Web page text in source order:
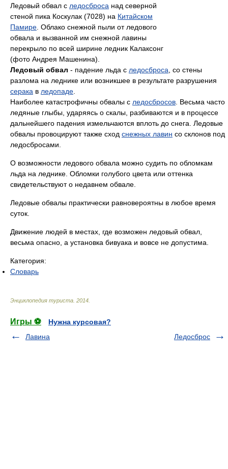
Ледовый обвал с ледосброса над северной
стеной пика Коскулак (7028) на Китайском
Памире . Облако снежной пыли от ледового
обвала и вызванной им снежной лавины
перекрыло по всей ширине ледник Калаксонг
(фото Андрея Машенина).
Ледовый обвал - падение льда с ледосброса , со стены
разлома на леднике или возникшее в результате разрушения
серака в ледопаде
Наиболее катастрофичны обвалы с ледосбросов . Весьма часто
ледяные глыбы, ударяясь о скалы, разбиваются и в процессе
дальнейшего падения измельчаются вплоть до снега. Ледовые
обвалы провоцируют также сход снежных лавин со склонов под
ледосбросами.
О возможности ледового обвала можно судить по обломкам
льда на леднике. Обломки голубого цвета или оттенка
свидетельствуют о недавнем обвале.
Ледовые обвалы практически равновероятны в любое время
суток.
Движение людей в местах, где возможен ледовый обвал,
весьма опасно, а установка бивуака и вовсе не допустима.
Категория:
Словарь
Энциклопедия туриста 2014
Игры ⚽
Нужна курсовая?
Лавина
Ледосброс